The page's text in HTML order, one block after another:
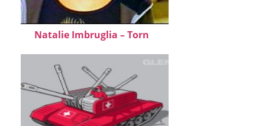
Natalie Imbruglia – Torn